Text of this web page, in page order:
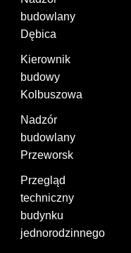
budowlany
Dębica
Kierownik
budowy
Kolbuszowa
Nadzór
budowlany
Przeworsk
Przegląd
techniczny
budynku
jednorodzinnego